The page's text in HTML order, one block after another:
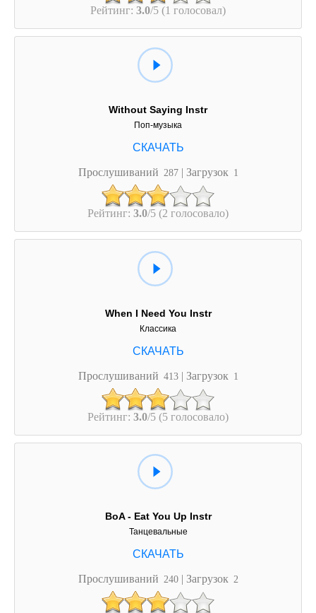
Рейтинг: 3.0/5 (1 голосовал)
Without Saying Instr
Поп-музыка
Прослушиваний 287 | Загрузок 1
Рейтинг: 3.0/5 (2 голосовало)
When I Need You Instr
Классика
Прослушиваний 413 | Загрузок 1
Рейтинг: 3.0/5 (5 голосовало)
BoA - Eat You Up Instr
Танцевальные
Прослушиваний 240 | Загрузок 2